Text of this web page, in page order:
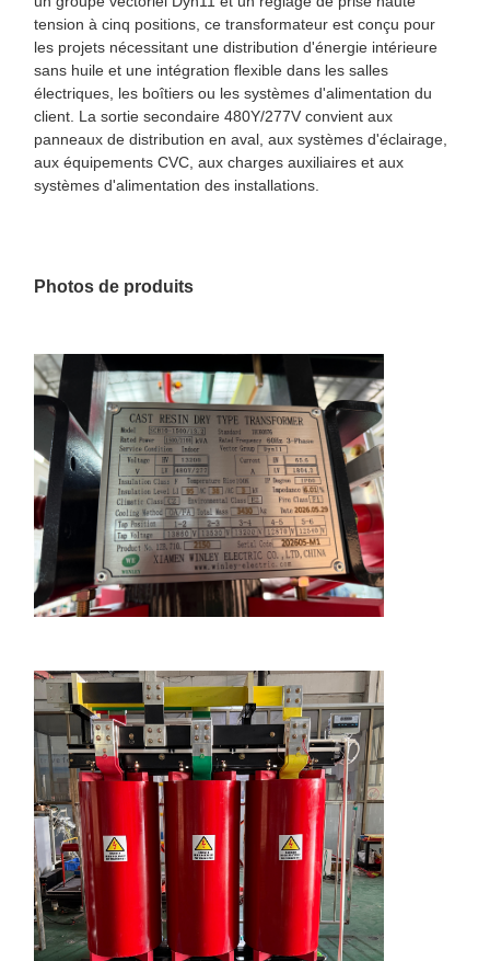
tension à cinq positions, ce transformateur est conçu pour
les projets nécessitant une distribution d'énergie intérieure
sans huile et une intégration flexible dans les salles
électriques, les boîtiers ou les systèmes d'alimentation du
client. La sortie secondaire 480Y/277V convient aux
panneaux de distribution en aval, aux systèmes d'éclairage,
aux équipements CVC, aux charges auxiliaires et aux
systèmes d'alimentation des installations.
Photos de produits